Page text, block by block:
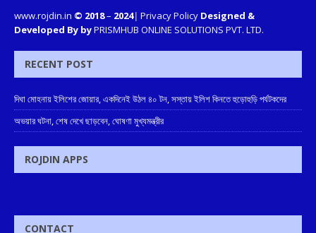
www.rojdin.in © 2018– 2024| Privacy Policy Designed &
Developed By byPRISMHUB ONLINE SOLUTIONS PVT. LTD.
RECENT POST
দিঘা মোহনায় ইলিশের জোয়ার, একদিনেই উঠল ৪০ টন, সস্তায় ইলিশ কিনতে হুড়োহুড়ি পর্যটকদের
অভয়ার ঘটনা, শেষ দেখে ছাড়বেন, ঘোষণা মুখ্যমন্ত্রীর
ROJDIN APPS
CONTACT